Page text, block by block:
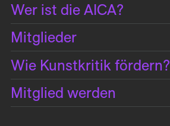
Wer ist die AICA?
Mitglieder
Wie Kunstkritik fördern?
Mitglied werden